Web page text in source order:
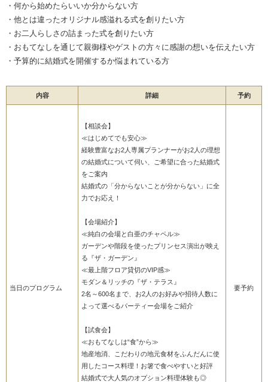
・何から始めたらいいか分からない方
・他とは違ったオリジナル感溢れる式を創りたい方
・お二人らしさの詰まった式を創りたい方
・おもてなしを通じて親御様やゲストの方々に感謝の想いを伝えたい方
・予算的に結婚式を開催するか悩まれている方
内容 詳細 予約
当日のプログラム
【相談会】
≪はじめてでも安心≫
経験豊富なお2人専属プランナーがお2人の理想
の結婚式について伺い、ご希望に合った結婚式
をご案内
結婚式の「分からないことが分からない」に全
力でお応え！
【会場紹介】
≪純白の会場と白亜のチャペル≫
ガーデンや階段を使ったプリンセス演出が映え
る『ザ・ガーデン』
≪最上階フロア貸切のVIP感≫
モダン＆リッチの『ザ・テラス』
2名～600名まで、お2人のお好みや招待人数に
よって選べるパーティー会場をご紹介
【試食会】
≪おもてなしは“食”から≫
地産地消、こだわりの地元食材をふんだんに使
用したコース料理！お箸で食べやすいと好評
結婚式で大人気のオプション料理体験も◎
要予約